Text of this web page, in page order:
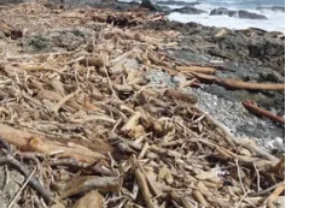
響，目前終於有七座風場，超
峽運轉，及時彌補因核電除
政策下短缺的電力供應，不但
灣的經濟得以持續發展，國民
成為亞洲第四名。噪音及電磁
切離岸風場在施工中及營運後
海域生態的影響，特別是噪音